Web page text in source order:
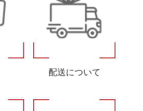
配送について